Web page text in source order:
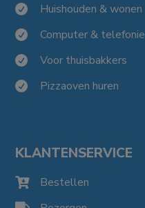
 Huishouden & wonen
 Computer & telefonie
 Voor thuisbakkers
 Pizzaoven huren
KLANTENSERVICE
 Bestellen